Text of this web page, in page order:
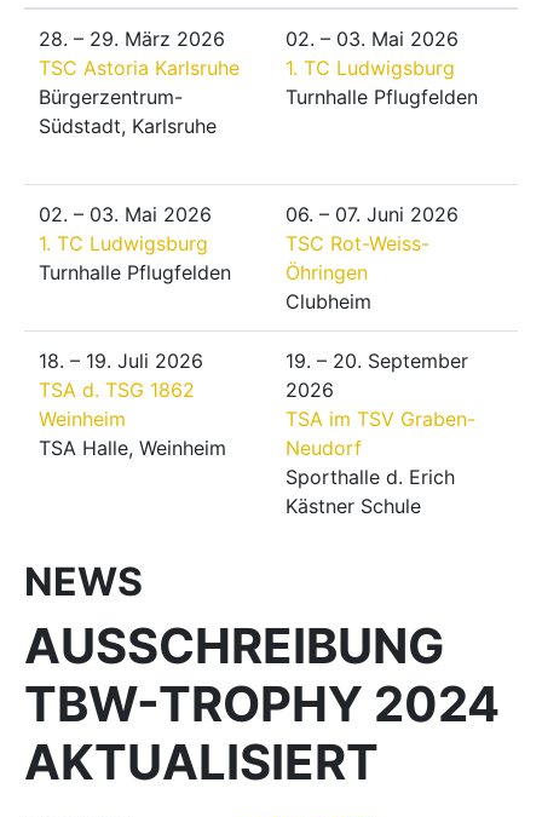
28. – 29. März 2026
TSC Astoria Karlsruhe
Bürgerzentrum-
Südstadt, Karlsruhe
02. – 03. Mai 2026
1. TC Ludwigsburg
Turnhalle Pflugfelden
02. – 03. Mai 2026
1. TC Ludwigsburg
Turnhalle Pflugfelden
06. – 07. Juni 2026
TSC Rot-Weiss-
Öhringen
Clubheim
18. – 19. Juli 2026
TSA d. TSG 1862
Weinheim
TSA Halle, Weinheim
19. – 20. September
2026
TSA im TSV Graben-
Neudorf
Sporthalle d. Erich
Kästner Schule
NEWS
AUSSCHREIBUNG
TBW-TROPHY 2024
AKTUALISIERT